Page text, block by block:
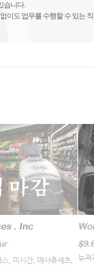
습니다.
이도 업무를 수행할 수 있는